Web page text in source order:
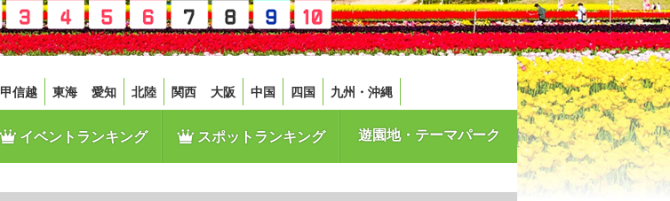
甲信越 東海 愛知 北陸 関西 大阪 中国 四国 九州・沖縄
イベントランキング スポットランキング 遊園地・テーマパーク